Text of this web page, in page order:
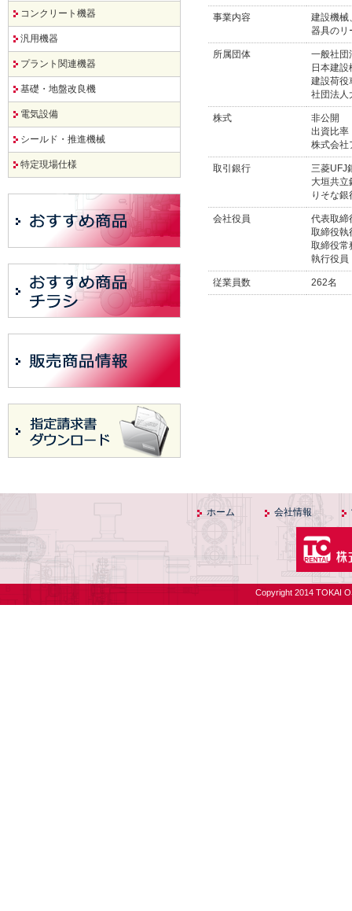
事業内容
建設機械
器具のリ
所属団体
一般社団
日本建
建設荷役
社団法人
株式
非公開
出資比
株式会
取引銀行
三菱UFJ
大垣共
りそな
会社役員
代表
取締役
取締役
執行
従業員数 262名
コンクリート機器
汎用機器
プラント関連機器
基礎・地盤改良機
電気設備
シールド・推進機械
特定現場仕様
ホーム 会社情報
Copyright 2014 TOKAI